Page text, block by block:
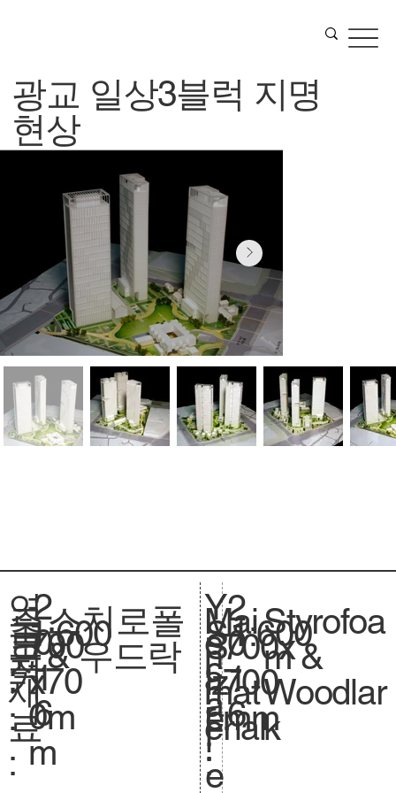
광교 일상3블럭 지명
현상
연
도
:
2
0
1
6
주
요
재
료
:
축
척
.
스치로폴
& 우드락
1:600
크
기
.
700
x70
0m
m
Y
e
a
r
:
Mai
n
mat
erial
:
S
c
a
l
e
S
iz
e.
2
0
1
6
1:600
700x
700
mm
Styrofoa
m &
Woodlar
k